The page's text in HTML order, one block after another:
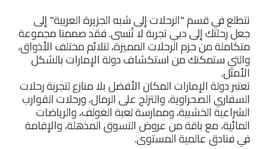
نتطلع في قسم "الرحلات إلى شبه الجزيرة العربية" إلى
جعل رحلتك إلى دبي تجربة لا تُنسى. فقد صممنا مجموعة
متكاملة من حزم الرحلات المميزة، لتلائم مختلف الأذواق،
والتي ستمكنك من استكشاف دولة الإمارات بالشكل
الأمثل.
تعتبر دولة الإمارات المكان الأفضل بلا منازع لتجربة رحلات
السفاري الصحراوية، والتزلج على الرمال، ورحلات القوارب
الشراعية الخشبية، وممارسة لعبة الغولف، والرياضات
المائية، مع باقة من عروض التسوق المذهلة، والإقامة
في فنادق عالمية المستوى.